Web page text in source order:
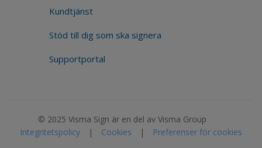
Kundtjänst
Stöd till dig som ska signera
Supportportal
© 2025 Visma Sign är en del av Visma Group
Integritetspolicy
| Cookies | Preferenser för cookies